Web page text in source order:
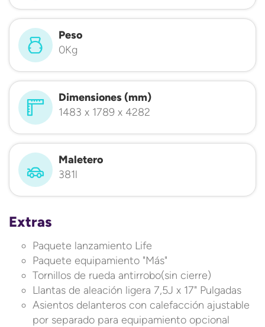
Peso
0Kg
Dimensiones (mm)
1483 x 1789 x 4282
Maletero
381l
Extras
Paquete lanzamiento Life
Paquete equipamiento "Más"
Tornillos de rueda antirrobo(sin cierre)
Llantas de aleación ligera 7,5J x 17" Pulgadas
Asientos delanteros con calefacción ajustable
por separado para equipamiento opcional